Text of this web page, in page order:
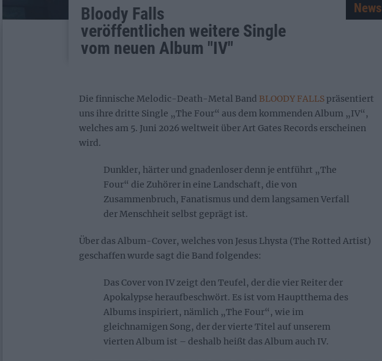
Bloody Falls
veröffentlichen weitere Single
vom neuen Album "IV"
News
Die finnische Melodic-Death-Metal Band BLOODY FALLSpräsentiert
uns ihre dritte Single „The Four“ aus dem kommenden Album „IV“,
welches am 5. Juni 2026 weltweit über Art Gates Records erscheinen
wird.
Dunkler, härter und gnadenloser denn je entführt „The
Four“ die Zuhörer in eine Landschaft, die von
Zusammenbruch, Fanatismus und dem langsamen Verfall
der Menschheit selbst geprägt ist.
Über das Album-Cover, welches von Jesus Lhysta (The Rotted Artist)
geschaffen wurde sagt die Band folgendes:
Das Cover von IV zeigt den Teufel, der die vier Reiter der
Apokalypse heraufbeschwört. Es ist vom Hauptthema des
Albums inspiriert, nämlich „The Four“, wie im
gleichnamigen Song, der der vierte Titel auf unserem
vierten Album ist – deshalb heißt das Album auch IV.